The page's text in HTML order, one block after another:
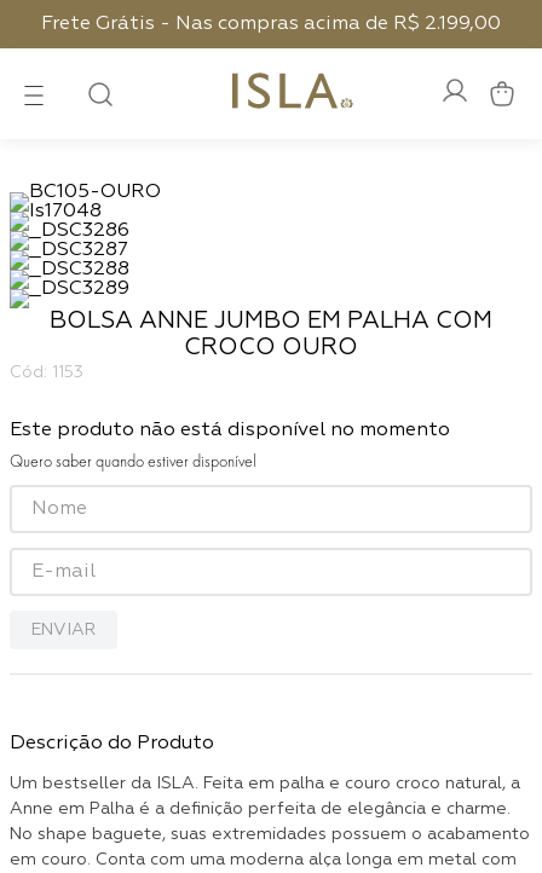
Frete Grátis - Nas compras acima de R$ 2.199,00
BOLSA ANNE JUMBO EM PALHA COM
CROCO OURO
: 1153
Este produto não está disponível no momento
Quero saber quando estiver disponível
ENVIAR
Descrição do Produto
Um bestseller da ISLA. Feita em palha e couro croco natural, a
Anne em Palha é a definição perfeita de elegância e charme.
No shape baguete, suas extremidades possuem o acabamento
em couro. Conta com uma moderna alça longa em metal com